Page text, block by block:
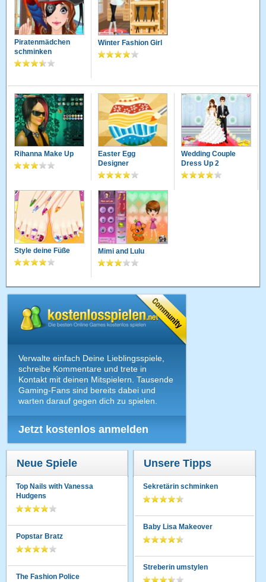
Piratenmädchen
schminken
Winter Fashion Girl
Rihanna Make Up
Easter Egg
Designer
Wedding Couple
Dress Up 2
Style deine Füße Mimi and Lulu
Verwalte einfach Deine Lieblingsspiele,
schreibe Kommentare und trete in
Kontakt mit deinen Mitspielern. Tausende
Gaming-Fans sind bereits dabei und
warten darauf gegen dich zu spielen.
Jetzt kostenlos anmelden
Neue Spiele
Top Nails with Vanessa
Hudgens
Popstar Bratz
The Fashion Police
Unsere Tipps
Sekretärin schminken
Baby Lisa Makeover
Streberin umstylen